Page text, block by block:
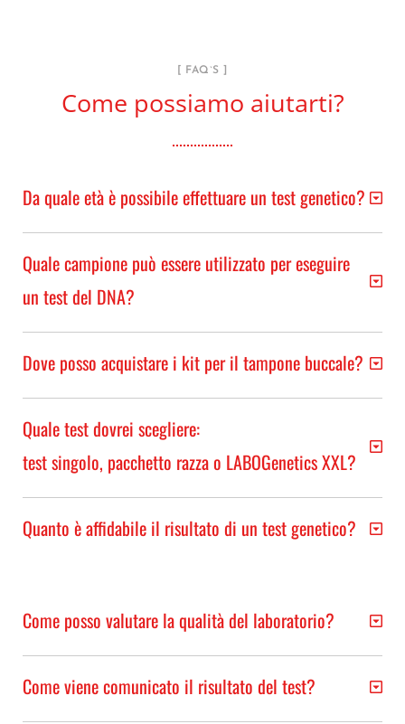
[ FAQ`S ]
Come possiamo aiutarti?
Da quale età è possibile effettuare un test genetico?
Quale campione può essere utilizzato per eseguire
un test del DNA?
Dove posso acquistare i kit per il tampone buccale?
Quale test dovrei scegliere:
test singolo, pacchetto razza o LABOGenetics XXL?
Quanto è affidabile il risultato di un test genetico?
Come posso valutare la qualità del laboratorio?
Come viene comunicato il risultato del test?